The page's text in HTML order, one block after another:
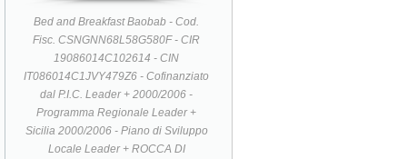
Bed and Breakfast Baobab - Cod.
Fisc. CSNGNN68L58G580F - CIR
19086014C102614 - CIN
IT086014C1JVY479Z6 - Cofinanziato
dal P.I.C. Leader + 2000/2006 -
Programma Regionale Leader +
Sicilia 2000/2006 - Piano di Sviluppo
Locale Leader + ROCCA DI